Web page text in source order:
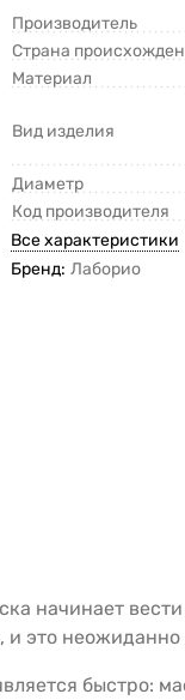
Производитель
Страна
Материал
Вид изделия
Диаметр
Код производителя
Все характеристики
Бренд: Лаборио
начинает
это
быстро: